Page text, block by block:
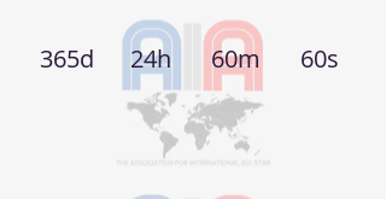
365d 24h 60m 60s